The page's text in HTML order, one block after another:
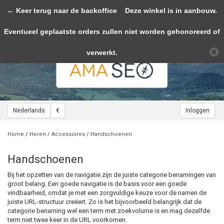
Nederlands € Inloggen
Toggle
Home / Heren / Accessoires / Handschoenen
Handschoenen
Bij het opzetten van de navigatie zijn de juiste categorie benamingen van
groot belang. Een goede navigatie is de basis voor een goede
vindbaarheid, omdat je met een zorgvuldige keuze voor de namen de
juiste URL-structuur creëert. Zo is het bijvoorbeeld belangrijk dat de
categorie benaming wel een term met zoekvolume is en mag dezelfde
term niet twee keer in de URL voorkomen.
Wij slaan cookies op om onze website te verbeteren. Is dat akkoord?
Ja
← Keer terug naar de backoffice Deze winkel is in aanbouw.
Eventueel geplaatste orders zullen niet worden gehonoreerd of
verwerkt.